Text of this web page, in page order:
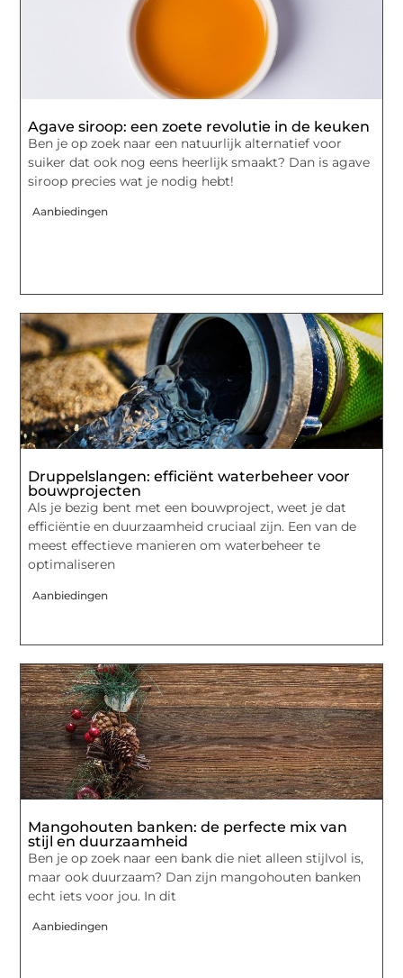
Agave siroop: een zoete revolutie in de keuken
Ben je op zoek naar een natuurlijk alternatief voor
suiker dat ook nog eens heerlijk smaakt? Dan is agave
siroop precies wat je nodig hebt!
Aanbiedingen
Druppelslangen: efficiënt waterbeheer voor
bouwprojecten
Als je bezig bent met een bouwproject, weet je dat
efficiëntie en duurzaamheid cruciaal zijn. Een van de
meest effectieve manieren om waterbeheer te
optimaliseren
Aanbiedingen
Mangohouten banken: de perfecte mix van
stijl en duurzaamheid
Ben je op zoek naar een bank die niet alleen stijlvol is,
maar ook duurzaam? Dan zijn mangohouten banken
echt iets voor jou. In dit
Aanbiedingen